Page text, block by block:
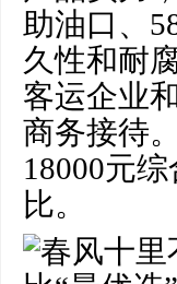
助油口、
久性和耐
客运企业
商务接待
18000元
比。